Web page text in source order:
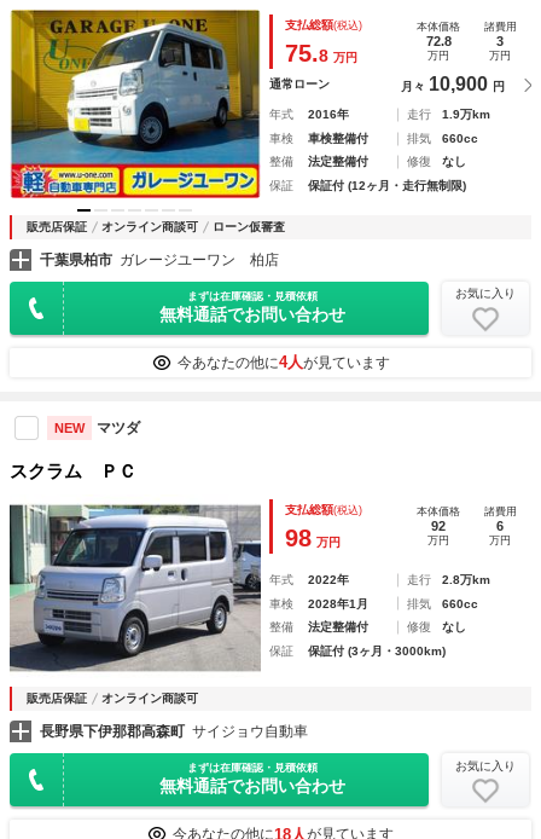
アリング 集中ドアロック デュアルエアバッグ ＡＭＦＭラ
ジオ 一年保証
支払総額(税込)
75.8 万円
本体価格
72.8
万円
諸費用
3
万円
通常ローン 月々 10,900 円
年式 2016年 走行
1.9万km
車検
車検整備付 排気
660cc
整備
法定整備付 修復
なし
保証
保証付 (12ヶ月・走行無制限)
販売店保証 オンライン商談可 ローン仮審査
千葉県柏市 ガレージユーワン 柏店
まずは在庫確認・見積依頼
無料通話でお問い合わせ
お気に入り
今あなたの他に4人が見ています
NEW マツダ
スクラム ＰＣ
支払総額(税込)
98 万円
本体価格
92
万円
諸費用
6
万円
年式 2022年 走行
2.8万km
車検
2028年1月 排気
660cc
整備
法定整備付 修復
なし
保証
保証付 (3ヶ月・3000km)
販売店保証 オンライン商談可
長野県下伊那郡高森町 サイジョウ自動車
まずは在庫確認・見積依頼
無料通話でお問い合わせ
お気に入り
今あなたの他に18人が見ています